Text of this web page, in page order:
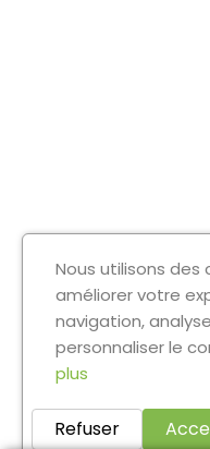
Nous utilisons des
améliorer votre
navigation,
personnaliser le
plus
Refuser